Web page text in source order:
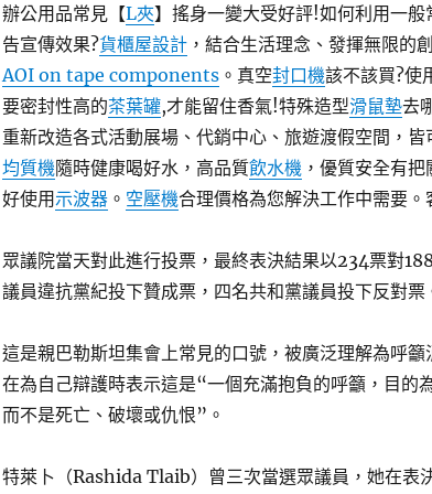
辦公用品常見【L夾】搖身一變大受好評!如何利用一般
告宣傳效果?貨櫃屋設計，結合生活理念、發揮無限的
AOI on tape components。真空封口機該不該買?使
要密封性高的茶葉罐,才能留住香氣!特殊造型滑鼠墊去
重新改造各式活動展場、代銷中心、旅遊渡假空間，皆
均質機隨時健康喝好水，高品質飲水機，優質安全有把
好使用示波器。 空壓機合理價格為您解決工作中需要。
眾議院當天對此進行投票，最終表決結果以234票對
議員違抗黨紀投下贊成票，四名共和黨議員投下反對票
這是親巴勒斯坦集會上常見的口號，被廣泛理解為呼
在為自己辯護時表示這是“一個充滿抱負的呼籲，目的
而不是死亡、破壞或仇恨”。
特萊卜（Rashida Tlaib）曾三次當選眾議員，她在表